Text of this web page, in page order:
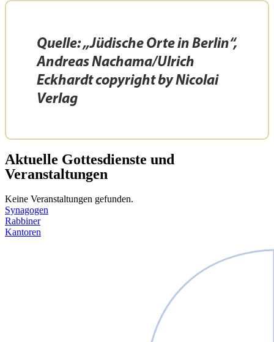
Quelle: „Jüdische Orte in Berlin“,
Andreas Nachama/Ulrich
Eckhardt copyright by Nicolai
Verlag
Aktuelle Gottesdienste und
Veranstaltungen
Keine Veranstaltungen gefunden.
Synagogen
Rabbiner
Kantoren